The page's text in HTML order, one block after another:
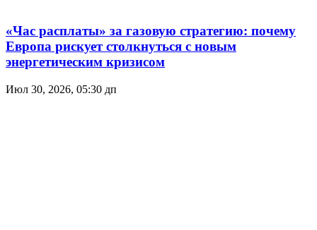
«Час расплаты» за газовую стратегию: почему
Европа рискует столкнуться с новым
энергетическим кризисом
Июл 30, 2026, 05:30 дп